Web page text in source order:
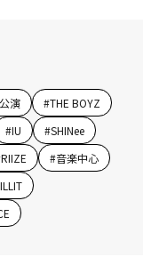
演 #THE BOYZ
#IU #SHINee
RIIZE #音楽中心
ILLIT